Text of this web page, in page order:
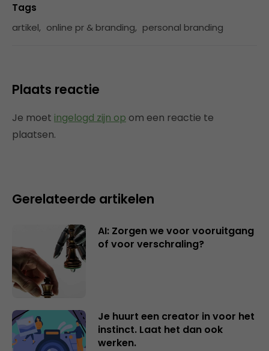
Tags
artikel, online pr & branding, personal branding
Plaats reactie
Je moet ingelogd zijn op om een reactie te
plaatsen.
Gerelateerde artikelen
AI: Zorgen we voor vooruitgang
of voor verschraling?
Je huurt een creator in voor het
instinct. Laat het dan ook
werken.